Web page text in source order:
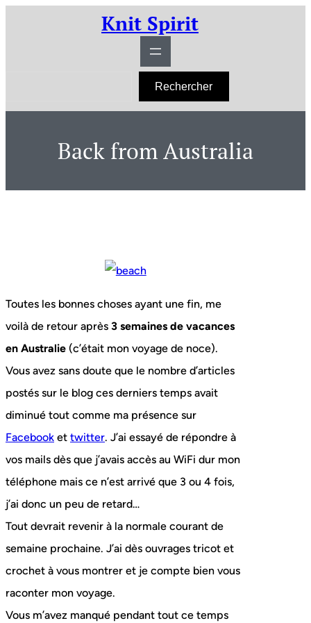
Knit Spirit
h
Rechercher
Back from Australia
Toutes les bonnes choses ayant une fin, me
voilà de retour après 3 semaines de vacances
en Australie (c’était mon voyage de noce).
Vous avez sans doute que le nombre d’articles
postés sur le blog ces derniers temps avait
diminué tout comme ma présence sur
Facebook et twitter. J’ai essayé de répondre à
vos mails dès que j’avais accès au WiFi dur mon
téléphone mais ce n’est arrivé que 3 ou 4 fois,
j’ai donc un peu de retard…
Tout devrait revenir à la normale courant de
semaine prochaine. J’ai dès ouvrages tricot et
crochet à vous montrer et je compte bien vous
raconter mon voyage.
Vous m’avez manqué pendant tout ce temps